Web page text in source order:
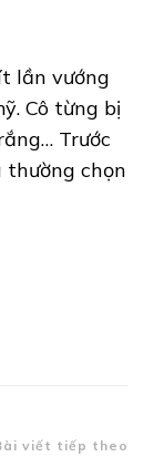
lần vướng
Cô từng bị
Trước
thường chọn
viết tiếp theo